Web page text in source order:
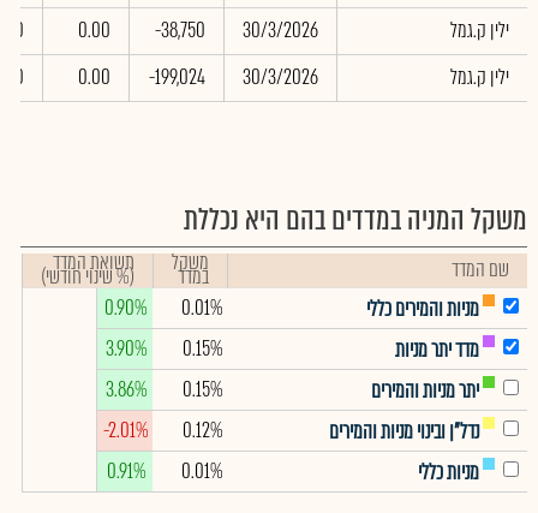
ילין ק.גמל
30/3/2026
-38,750
0.00
ילין ק.גמל
30/3/2026
-199,024
0.00
משקל המניה במדדים בהם היא נכללת
שם המדד משקל
במדד תשואת המדד
(% שינוי חודשי)
מניות והמירים כללי
0.01%
0.90%
מדד יתר מניות
0.15%
3.90%
יתר מניות והמירים
0.15%
3.86%
נדל"ן ובינוי מניות והמירים
0.12%
-2.01%
מניות כללי
0.01%
0.91%